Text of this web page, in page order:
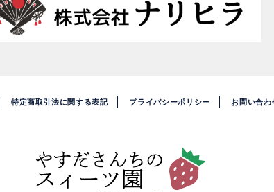
特定商取引法に関する表記 プライバシーポリシー お問い合わ